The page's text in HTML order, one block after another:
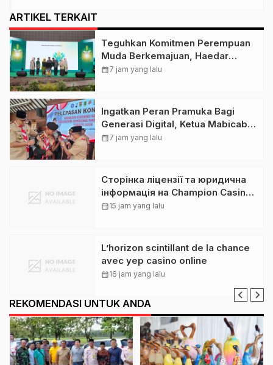
ARTIKEL TERKAIT
Teguhkan Komitmen Perempuan
Muda Berkemajuan, Haedar
Nashir Buka Muktamar ke-15
calendar_month7 jam yang lalu
Ingatkan Peran Pramuka Bagi
Generasi Digital, Ketua Mabicab
Gerakan Pramuka Klaten Lepas
calendar_month7 jam yang lalu
Сторінка ліцензії та юридична
інформація на Champion Casino:
розбір для українських гравців
calendar_month15 jam yang lalu
L’horizon scintillant de la chance
avec yep casino online
calendar_month16 jam yang lalu
REKOMENDASI UNTUK ANDA